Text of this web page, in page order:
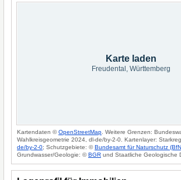
Karte laden
Freudental, Württemberg
Kartendaten ©OpenStreetMap . Weitere Grenzen:
Wahlkreisgeometrie 2024, dl-de/by-2-0. Kartenlayer:
de/by-2-0; Schutzgebiete: ©Bundesamt für Naturschutz
Grundwasser/Geologie: ©BGR und Staatliche Geologische